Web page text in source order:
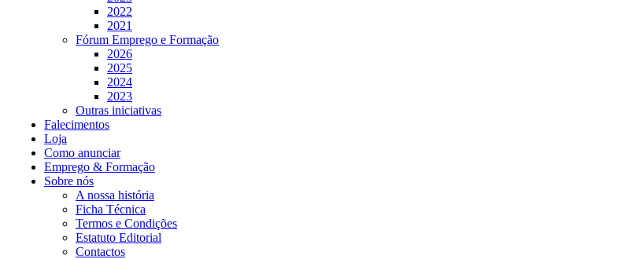
2022
2021
Fórum Emprego e Formação
2026
2025
2024
2023
Outras iniciativas
Falecimentos
Loja
Como anunciar
Emprego & Formação
Sobre nós
A nossa história
Ficha Técnica
Termos e Condições
Estatuto Editorial
Contactos